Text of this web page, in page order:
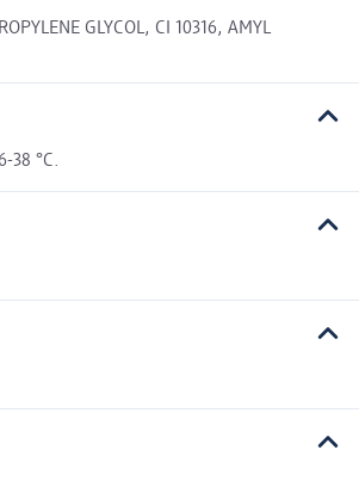
GLYCOL, CI 10316, AMYL
38 °C.